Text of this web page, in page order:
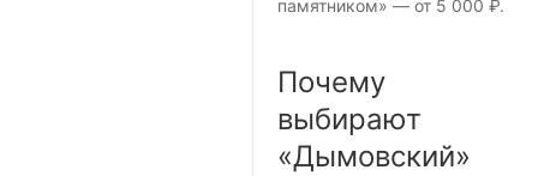
памятником» — от 5 000 ₽.
Почему
выбирают
«Дымовский»